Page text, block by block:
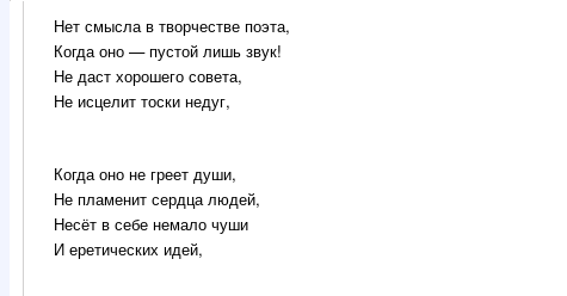
Нет смысла в творчестве поэта,
Когда оно — пустой лишь звук!
Не даст хорошего совета,
Не исцелит тоски недуг,
Когда оно не греет души,
Не пламенит сердца людей,
Несёт в себе немало чуши
И еретических идей,